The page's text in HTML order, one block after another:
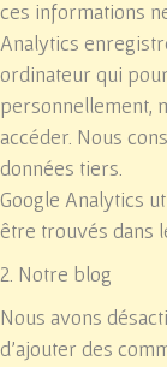
ces informations
Analytics
ordinateur qui
personnellement,
accéder. Nous
données tiers.
Google Analytics
être trouvés dans
2. Notre blog
Nous avons
d'ajouter des